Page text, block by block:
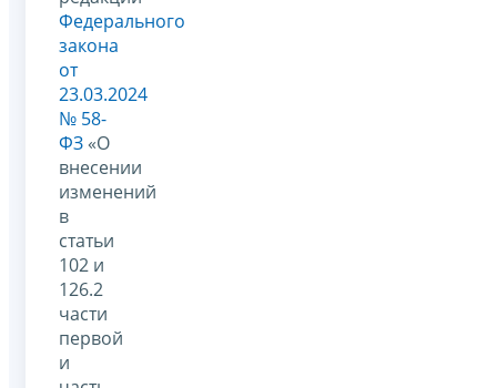
Федерального
закона
от
23.03.2024
№ 58-
ФЗ «О
внесении
изменений
в
статьи
102 и
126.2
части
первой
и